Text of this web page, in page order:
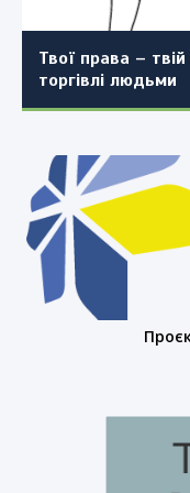
Твої права –
торгівлі людьми
населеного